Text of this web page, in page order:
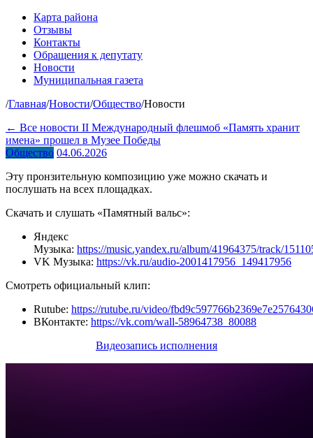
Карта района
Отзывы
Контакты
Обращения к депутату
Новости
Муниципальная газета
/Главная/Новости/Общество/Новости
← Все новости II Международный флешмоб «Память хранит
имена» прошел в Музее Победы
Общество 04.06.2026
Эту пронзительную композицию уже можно скачать и
послушать на всех площадках.
Скачать и слушать «Памятный вальс»:
Яндекс
Музыка: https://music.yandex.ru/album/41964375/track/
VK Музыка: https://vk.ru/audio-2001417956_149417956
Смотреть официальный клип:
Rutube: https://rutube.ru/video/
ВКонтакте: https://vk.com/wall-58964738_80088
Видеозапись исполнения